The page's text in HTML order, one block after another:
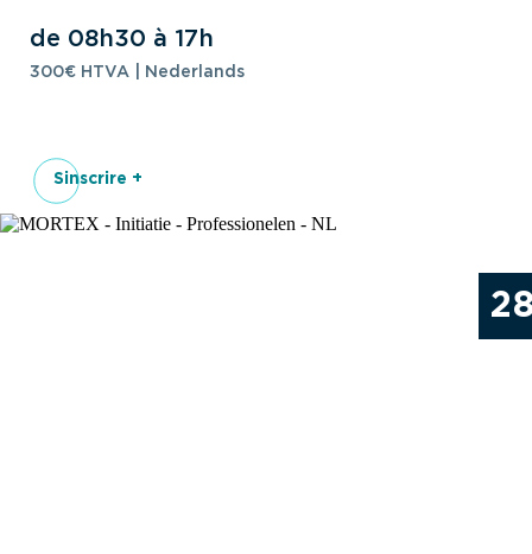
de 08h30 à 17h
300€ HTVA | Nederlands
Sinscrire +